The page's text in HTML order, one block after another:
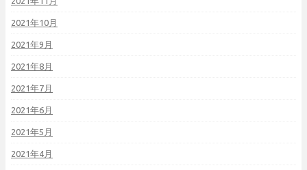
2021年10月
2021年9月
2021年8月
2021年7月
2021年6月
2021年5月
2021年4月